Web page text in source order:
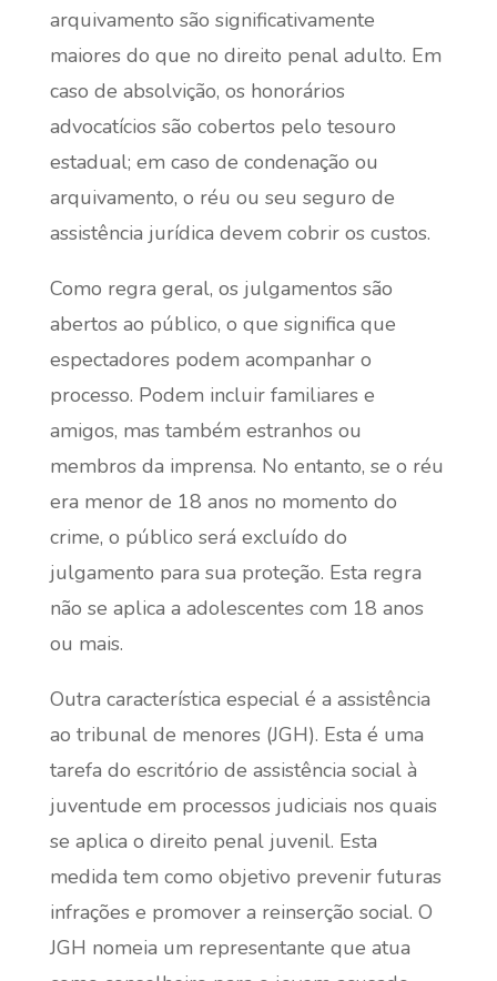
arquivamento são significativamente
maiores do que no direito penal adulto. Em
caso de absolvição, os honorários
advocatícios são cobertos pelo tesouro
estadual; em caso de condenação ou
arquivamento, o réu ou seu seguro de
assistência jurídica devem cobrir os custos.
Como regra geral, os julgamentos são
abertos ao público, o que significa que
espectadores podem acompanhar o
processo. Podem incluir familiares e
amigos, mas também estranhos ou
membros da imprensa. No entanto, se o réu
era menor de 18 anos no momento do
crime, o público será excluído do
julgamento para sua proteção. Esta regra
não se aplica a adolescentes com 18 anos
ou mais.
Outra característica especial é a assistência
ao tribunal de menores (JGH). Esta é uma
tarefa do escritório de assistência social à
juventude em processos judiciais nos quais
se aplica o direito penal juvenil. Esta
medida tem como objetivo prevenir futuras
infrações e promover a reinserção social. O
JGH nomeia um representante que atua